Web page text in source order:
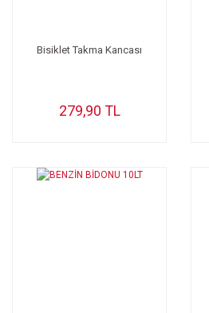
Bisiklet Takma Kancası
279,90 TL